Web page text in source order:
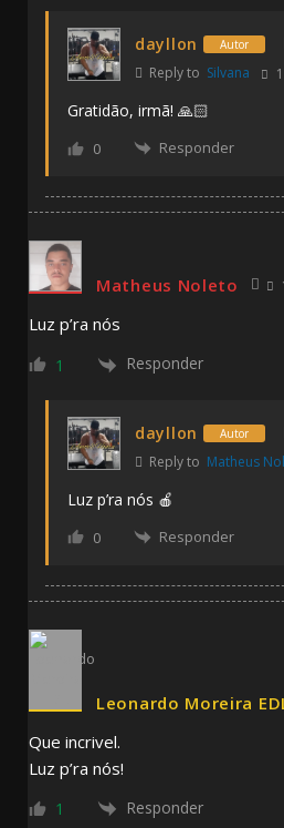
dayllon Autor
Reply to Silvana
Gratidão, irmã! 🙏🏻
0 Responder
Matheus Noleto
Luz p’ra nós
1 Responder
dayllon Autor
Reply to Matheus
Luz p’ra nós 🍎
0 Responder
Leonardo Moreira
Que incrivel.
Luz p’ra nós!
1 Responder